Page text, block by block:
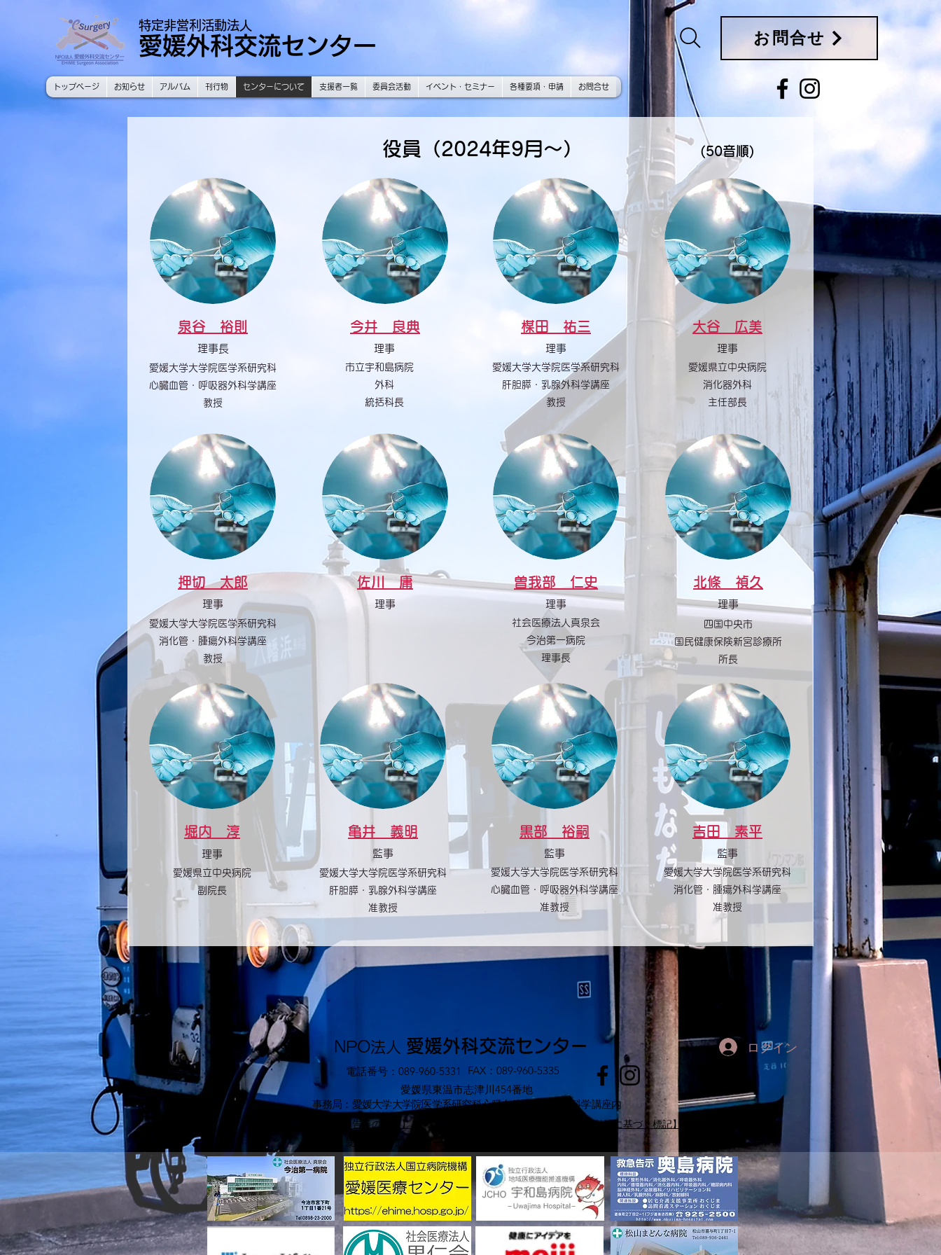
特定非営利活動法人
愛媛外科交流センター お問合せ
トップページ お知らせ アルバム 刊行物 センターについて 支援者一覧 委員会活動 イベント・セミナー 各種要項・申請 お問合せ
​役員（2024年9月〜） (50音順)
堀内 淳
理事
愛媛県立中央病院
​副院長
亀井 義明
監事
愛媛大学大学院医学系研究科
肝胆膵・乳腺外科学講座
准教授
黒部 裕嗣
監事
愛媛大学大学院医学系研究科
心臓血管・呼吸器外科学講座
准教授
吉田 素平
監事
愛媛大学大学院医学系研究科
消化管・腫瘍外科学講座
准教授
押切 太郎
理事
愛媛大学大学院医学系研究科
消化管・腫瘍外科学講座
教授
佐川 庸
理事
曽我部 仁史
理事
社会医療法人真泉会
今治第一病院
理事長
北條 禎久
理事
四国中央市
国民健康保険新宮診療所
​所長
泉谷 裕則
理事長
愛媛大学大学院医学系研究科
心臓血管・呼吸器外科学講座
教授
今井 良典
理事
市立宇和島病院
外科
統括科長
楳田 祐三
理事
愛媛大学大学院医学系研究科
肝胆膵・乳腺外科学講座
教授
大谷 広美
理事
愛媛県立中央病院
消化器外科
主任部長
NPO法人 愛媛外科交流センター
電話番号：089-960-5331
FAX：089-960-5335
愛媛県東温市志津川454番地
​事務局：愛媛大学大学院医学系研究科心臓血管・呼吸器外科学講座内
ログイン
【当法人に関する公告等の閲覧】
【特定商取引法に基づく標記】
​愛媛外科交流センター ©2026, designed by FUTAGE LLC